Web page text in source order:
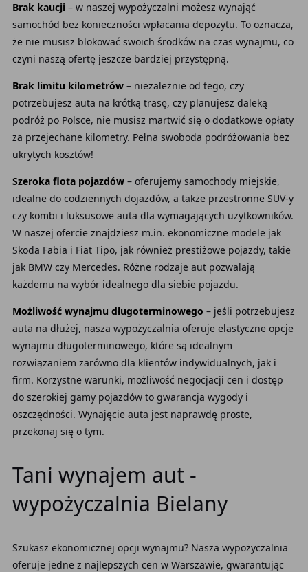
Brak kaucji – w naszej wypożyczalni możesz wynająć
samochód bez konieczności wpłacania depozytu. To oznacza,
że nie musisz blokować swoich środków na czas wynajmu, co
czyni naszą ofertę jeszcze bardziej przystępną.
Brak limitu kilometrów– niezależnie od tego, czy
potrzebujesz auta na krótką trasę, czy planujesz daleką
podróż po Polsce, nie musisz martwić się o dodatkowe opłaty
za przejechane kilometry. Pełna swoboda podróżowania bez
ukrytych kosztów!
Szeroka flota pojazdów – oferujemy samochody miejskie,
idealne do codziennych dojazdów, a także przestronne SUV-y
czy kombi i luksusowe auta dla wymagających użytkowników.
W naszej ofercie znajdziesz m.in. ekonomiczne modele jak
Skoda Fabia i Fiat Tipo, jak również prestiżowe pojazdy, takie
jak BMW czy Mercedes. Różne rodzaje aut pozwalają
każdemu na wybór idealnego dla siebie pojazdu.
Możliwość wynajmu długoterminowego – jeśli potrzebujesz
auta na dłużej, nasza wypożyczalnia oferuje elastyczne opcje
wynajmu długoterminowego, które są idealnym
rozwiązaniem zarówno dla klientów indywidualnych, jak i
firm. Korzystne warunki, możliwość negocjacji cen i dostęp
do szerokiej gamy pojazdów to gwarancja wygody i
oszczędności. Wynajęcie auta jest naprawdę proste,
przekonaj się o tym.
Tani wynajem aut -
wypożyczalnia Bielany
Szukasz ekonomicznej opcji wynajmu? Nasza wypożyczalnia
oferuje jedne z najlepszych cen w Warszawie, gwarantując